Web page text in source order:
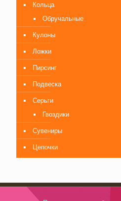
Кольца
Обручальные
Кулоны
Ложки
Пирсинг
Подвеска
Серьги
Гвоздики
Сувениры
Цепочки